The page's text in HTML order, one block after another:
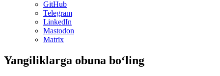
GitHub
Telegram
LinkedIn
Mastodon
Matrix
Yangiliklarga obuna bo‘ling